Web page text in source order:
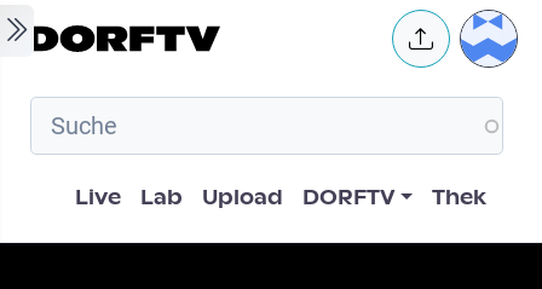
Skip to main content User
Hauptnavigation
Live Lab Upload DORFTV Thek